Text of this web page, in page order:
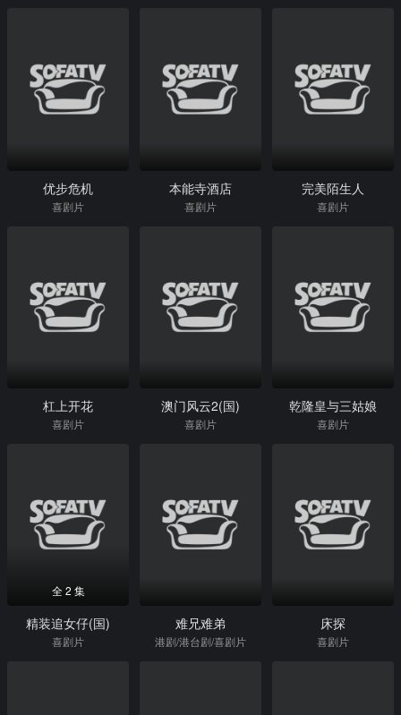
优步危机
喜剧片
本能寺酒店
喜剧片
完美陌生人
喜剧片
杠上开花
喜剧片
澳门风云2(国)
喜剧片
乾隆皇与三姑娘
喜剧片
全 2 集
精装追女仔(国)
喜剧片
难兄难弟
港剧/港台剧/喜剧片
床探
喜剧片